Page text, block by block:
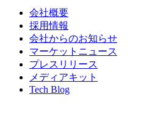
会社概要
採用情報
会社からのお知らせ
マーケットニュース
プレスリリース
メディアキット
Tech Blog